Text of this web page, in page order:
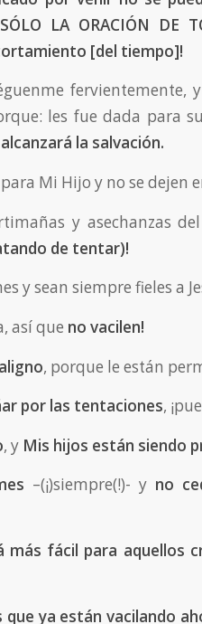
LA ORACIÓN DE
[del tiempo]!
fervientemente,
les fue dada para
la salvación.
Mi Hijo y no se dejen
y asechanzas
de tentar)!
y sean siempre fieles a
así que no vacilen!
, porque le están
por las tentaciones,
, y Mis hijos están siendo
–(¡)siempre(!)- y no
más fácil para aquellos
que ya están vacilando